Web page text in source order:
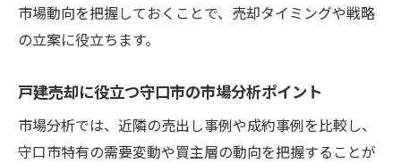
市場動向を把握しておくことで、売却タイミングや戦略
の立案に役立ちます。
戸建売却に役立つ守口市の市場分析ポイント
市場分析では、近隣の売出し事例や成約事例を比較し、
守口市特有の需要変動や買主層の動向を把握することが